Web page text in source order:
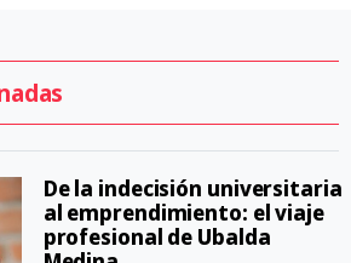
De la indecisión universitaria
al emprendimiento: el viaje
profesional de Ubalda